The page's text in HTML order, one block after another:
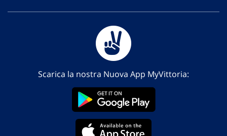
Scarica la nostra Nuova App MyVittoria: